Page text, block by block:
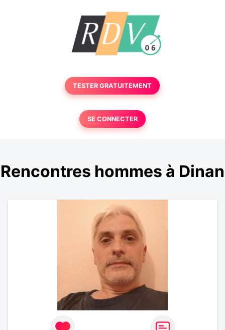
TESTER GRATUITEMENT
SE CONNECTER
Rencontres hommes à Dinan